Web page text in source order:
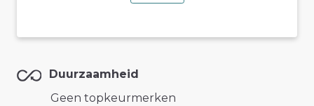
Duurzaamheid
Geen topkeurmerken